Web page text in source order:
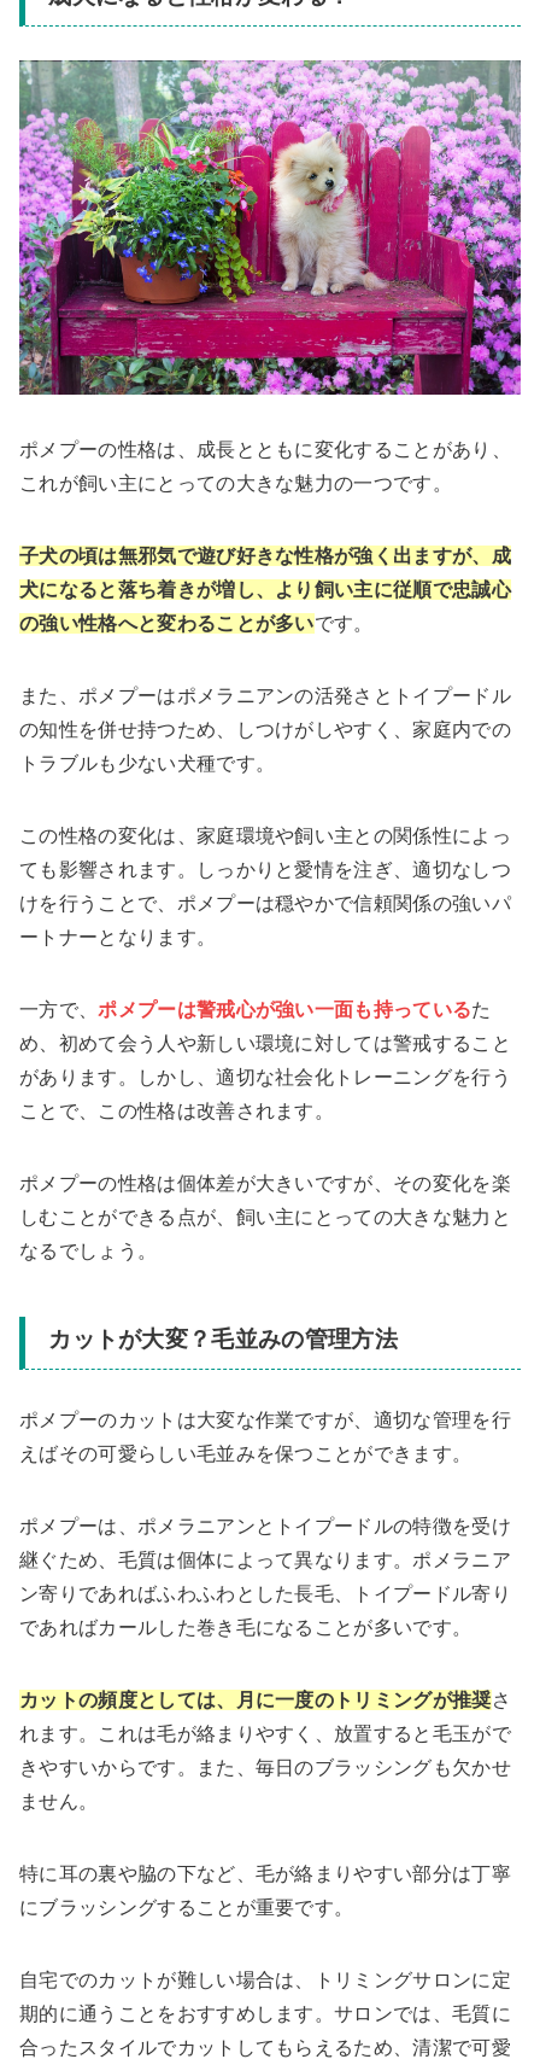
ポメプーの性格は、成長とともに変化することがあり、
これが飼い主にとっての大きな魅力の一つです。
子犬の頃は無邪気で遊び好きな性格が強く出ますが、成
犬になると落ち着きが増し、より飼い主に従順で忠誠心
の強い性格へと変わることが多いです。
また、ポメプーはポメラニアンの活発さとトイプードル
の知性を併せ持つため、しつけがしやすく、家庭内での
トラブルも少ない犬種です。
この性格の変化は、家庭環境や飼い主との関係性によっ
ても影響されます。しっかりと愛情を注ぎ、適切なしつ
けを行うことで、ポメプーは穏やかで信頼関係の強いパ
ートナーとなります。
一方で、ポメプーは警戒心が強い一面も持っているた
め、初めて会う人や新しい環境に対しては警戒すること
があります。しかし、適切な社会化トレーニングを行う
ことで、この性格は改善されます。
ポメプーの性格は個体差が大きいですが、その変化を楽
しむことができる点が、飼い主にとっての大きな魅力と
なるでしょう。
カットが大変？毛並みの管理方法
ポメプーのカットは大変な作業ですが、適切な管理を行
えばその可愛らしい毛並みを保つことができます。
ポメプーは、ポメラニアンとトイプードルの特徴を受け
継ぐため、毛質は個体によって異なります。ポメラニア
ン寄りであればふわふわとした長毛、トイプードル寄り
であればカールした巻き毛になることが多いです。
カットの頻度としては、月に一度のトリミングが推奨さ
れます。これは毛が絡まりやすく、放置すると毛玉がで
きやすいからです。また、毎日のブラッシングも欠かせ
ません。
特に耳の裏や脇の下など、毛が絡まりやすい部分は丁寧
にブラッシングすることが重要です。
自宅でのカットが難しい場合は、トリミングサロンに定
期的に通うことをおすすめします。サロンでは、毛質に
合ったスタイルでカットしてもらえるため、清潔で可愛